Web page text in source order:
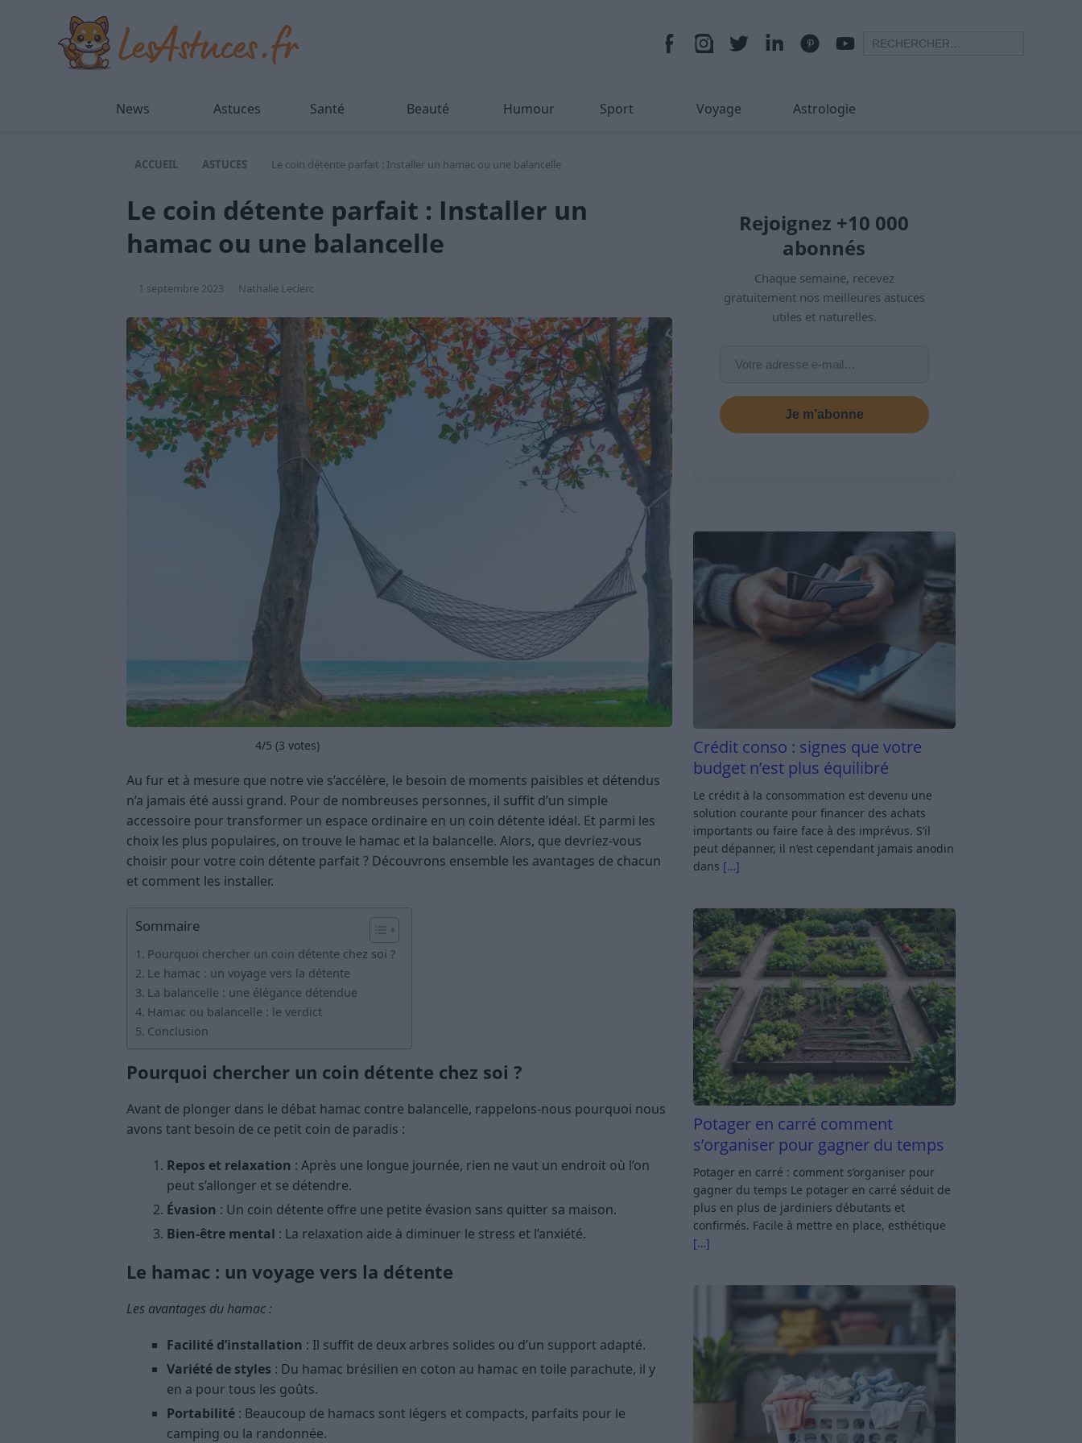
News Astuces Santé Beauté Humour Sport Voyage Astrologie
ACCUEIL ASTUCES Le coin détente parfait : Installer un hamac ou une balancelle
Le coin détente parfait : Installer un
hamac ou une balancelle
1 septembre 2023 Nathalie Leclerc
4/5 (3 votes)
Au fur et à mesure que notre vie s’accélère, le besoin de moments paisibles et détendus
n’a jamais été aussi grand. Pour de nombreuses personnes, il suffit d’un simple
accessoire pour transformer un espace ordinaire en un coin détente idéal. Et parmi les
choix les plus populaires, on trouve le hamac et la balancelle. Alors, que devriez-vous
choisir pour votre coin détente parfait ? Découvrons ensemble les avantages de chacun
et comment les installer.
Sommaire
Pourquoi chercher un coin détente chez soi ?
Le hamac : un voyage vers la détente
La balancelle : une élégance détendue
Hamac ou balancelle : le verdict
Conclusion
Pourquoi chercher un coin détente chez soi ?
Avant de plonger dans le débat hamac contre balancelle, rappelons-nous pourquoi nous
avons tant besoin de ce petit coin de paradis :
Repos et relaxation : Après une longue journée, rien ne vaut un endroit où l’on
peut s’allonger et se détendre.
Évasion : Un coin détente offre une petite évasion sans quitter sa maison.
Bien-être mental : La relaxation aide à diminuer le stress et l’anxiété.
Le hamac : un voyage vers la détente
Les avantages du hamac :
Facilité d’installation : Il suffit de deux arbres solides ou d’un support adapté.
Variété de styles : Du hamac brésilien en coton au hamac en toile parachute, il y
en a pour tous les goûts.
Portabilité : Beaucoup de hamacs sont légers et compacts, parfaits pour le
camping ou la randonnée.
Rejoignez +10 000
abonnés
Chaque semaine, recevez
gratuitement nos meilleures astuces
utiles et naturelles.
Je m’abonne
Crédit conso : signes que votre
budget n’est plus équilibré
Le crédit à la consommation est devenu une
solution courante pour financer des achats
importants ou faire face à des imprévus. S’il
peut dépanner, il n’est cependant jamais anodin
dans […]
Potager en carré comment
s’organiser pour gagner du temps
Potager en carré : comment s’organiser pour
gagner du temps Le potager en carré séduit de
plus en plus de jardiniers débutants et
confirmés. Facile à mettre en place, esthétique
[…]